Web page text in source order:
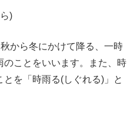
)
から冬にかけて降る、一時
ことをいいます。また、時
を「時雨る(しぐれる)」と